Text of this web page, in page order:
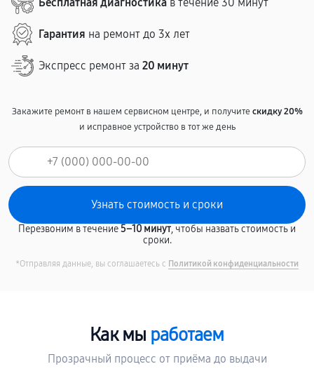
Гарантия на ремонт до 3х лет
Экспресс ремонт за 20 минут
Закажите ремонт в нашем сервисном центре, и получитескидку 20%
и исправное устройство в тот же день
Перезвоним в течение5–10 минут, чтобы назвать стоимость и
сроки.
*Отправляя данные, вы соглашаетесь с Политикой конфиденциальности
Как мы работаем
Прозрачный процесс от приёма до выдачи